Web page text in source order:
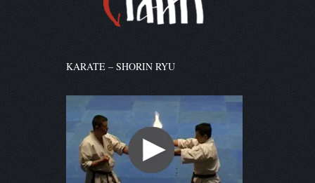
KARATE – SHORIN RYU